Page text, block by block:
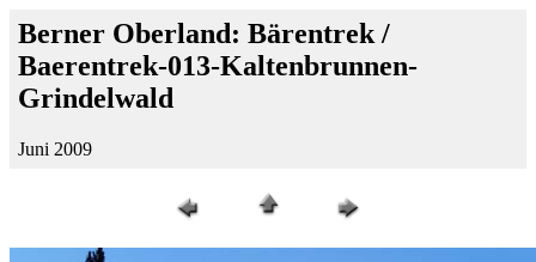
Berner Oberland: Bärentrek /
Baerentrek-013-Kaltenbrunnen-
Grindelwald
Juni 2009